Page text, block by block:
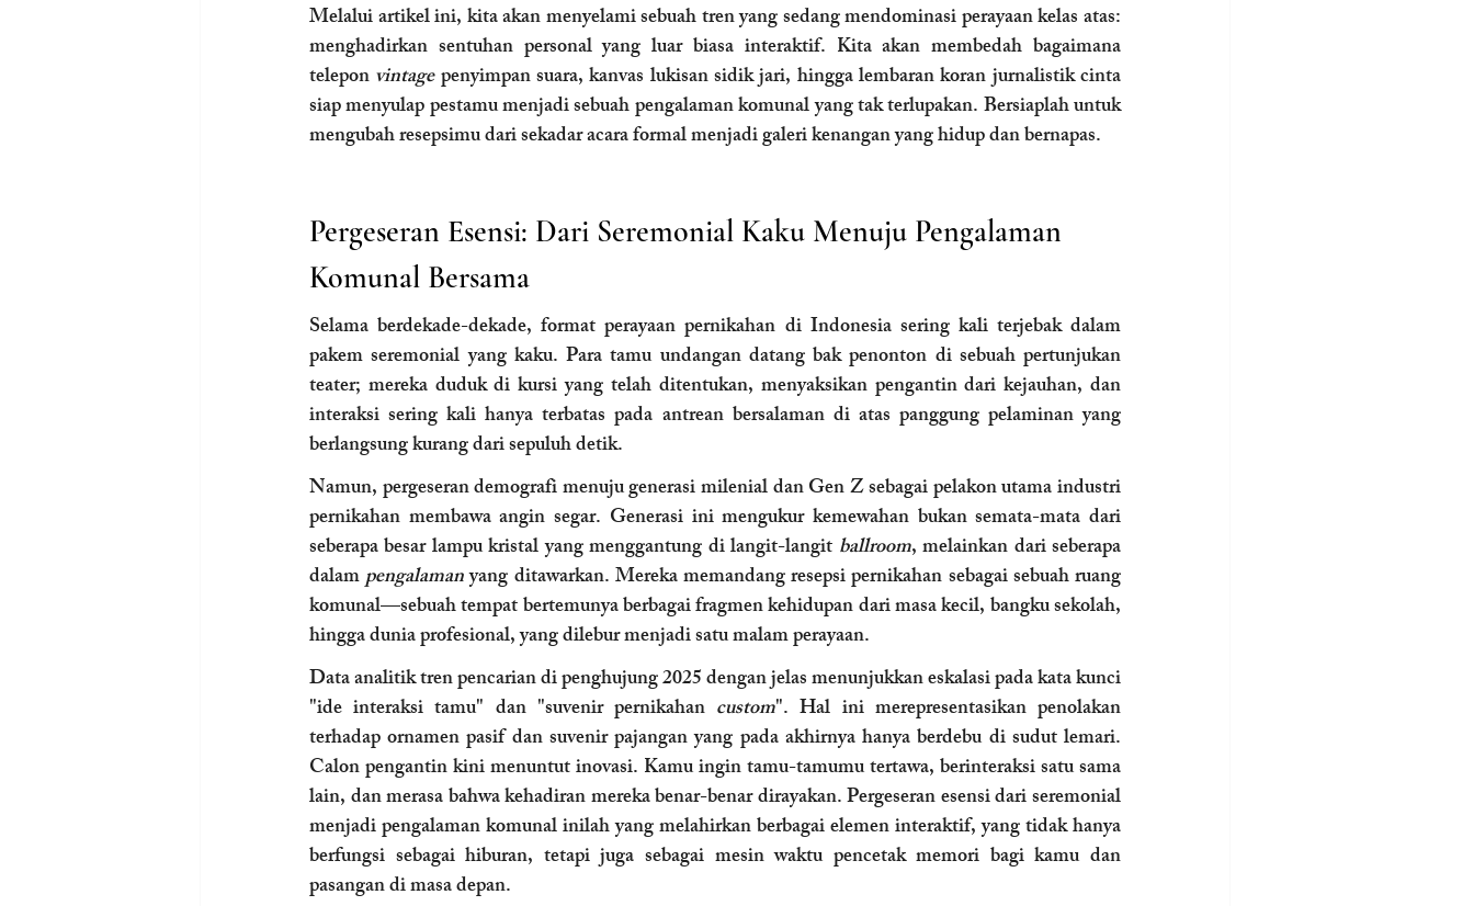
Melalui artikel ini, kita akan menyelami sebuah tren yang sedang mendominasi perayaan kelas atas:
menghadirkan sentuhan personal yang luar biasa interaktif. Kita akan membedah bagaimana
telepon vintage penyimpan suara, kanvas lukisan sidik jari, hingga lembaran koran jurnalistik cinta
siap menyulap pestamu menjadi sebuah pengalaman komunal yang tak terlupakan. Bersiaplah untuk
mengubah resepsimu dari sekadar acara formal menjadi galeri kenangan yang hidup dan bernapas.
Pergeseran Esensi: Dari Seremonial Kaku Menuju Pengalaman
Komunal Bersama
Selama berdekade-dekade, format perayaan pernikahan di Indonesia sering kali terjebak dalam
pakem seremonial yang kaku. Para tamu undangan datang bak penonton di sebuah pertunjukan
teater; mereka duduk di kursi yang telah ditentukan, menyaksikan pengantin dari kejauhan, dan
interaksi sering kali hanya terbatas pada antrean bersalaman di atas panggung pelaminan yang
berlangsung kurang dari sepuluh detik.
Namun, pergeseran demografi menuju generasi milenial dan Gen Z sebagai pelakon utama industri
pernikahan membawa angin segar. Generasi ini mengukur kemewahan bukan semata-mata dari
seberapa besar lampu kristal yang menggantung di langit-langit ballroom, melainkan dari seberapa
dalam pengalaman yang ditawarkan. Mereka memandang resepsi pernikahan sebagai sebuah ruang
komunal—sebuah tempat bertemunya berbagai fragmen kehidupan dari masa kecil, bangku sekolah,
hingga dunia profesional, yang dilebur menjadi satu malam perayaan.
Data analitik tren pencarian di penghujung 2025 dengan jelas menunjukkan eskalasi pada kata kunci
"ide interaksi tamu" dan "suvenir pernikahan custom". Hal ini merepresentasikan penolakan
terhadap ornamen pasif dan suvenir pajangan yang pada akhirnya hanya berdebu di sudut lemari.
Calon pengantin kini menuntut inovasi. Kamu ingin tamu-tamumu tertawa, berinteraksi satu sama
lain, dan merasa bahwa kehadiran mereka benar-benar dirayakan. Pergeseran esensi dari seremonial
menjadi pengalaman komunal inilah yang melahirkan berbagai elemen interaktif, yang tidak hanya
berfungsi sebagai hiburan, tetapi juga sebagai mesin waktu pencetak memori bagi kamu dan
pasangan di masa depan.